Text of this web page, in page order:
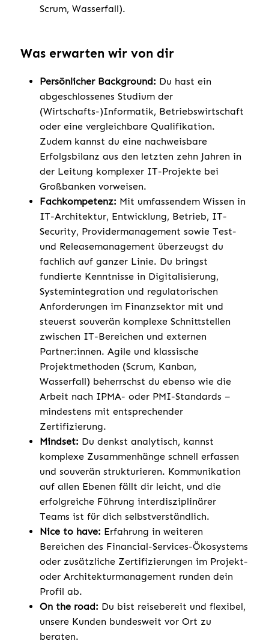
Scrum, Wasserfall).
Was erwarten wir von dir
Persönlicher Background: Du hast ein
abgeschlossenes Studium der
(Wirtschafts-)Informatik, Betriebswirtschaft
oder eine vergleichbare Qualifikation.
Zudem kannst du eine nachweisbare
Erfolgsbilanz aus den letzten zehn Jahren in
der Leitung komplexer IT-Projekte bei
Großbanken vorweisen.
Fachkompetenz: Mit umfassendem Wissen in
IT-Architektur, Entwicklung, Betrieb, IT-
Security, Providermanagement sowie Test-
und Releasemanagement überzeugst du
fachlich auf ganzer Linie. Du bringst
fundierte Kenntnisse in Digitalisierung,
Systemintegration und regulatorischen
Anforderungen im Finanzsektor mit und
steuerst souverän komplexe Schnittstellen
zwischen IT-Bereichen und externen
Partner:innen. Agile und klassische
Projektmethoden (Scrum, Kanban,
Wasserfall) beherrschst du ebenso wie die
Arbeit nach IPMA- oder PMI-Standards –
mindestens mit entsprechender
Zertifizierung.
Mindset: Du denkst analytisch, kannst
komplexe Zusammenhänge schnell erfassen
und souverän strukturieren. Kommunikation
auf allen Ebenen fällt dir leicht, und die
erfolgreiche Führung interdisziplinärer
Teams ist für dich selbstverständlich.
Nice to have: Erfahrung in weiteren
Bereichen des Financial-Services-Ökosystems
oder zusätzliche Zertifizierungen im Projekt-
oder Architekturmanagement runden dein
Profil ab.
On the road: Du bist reisebereit und flexibel,
unsere Kunden bundesweit vor Ort zu
beraten.